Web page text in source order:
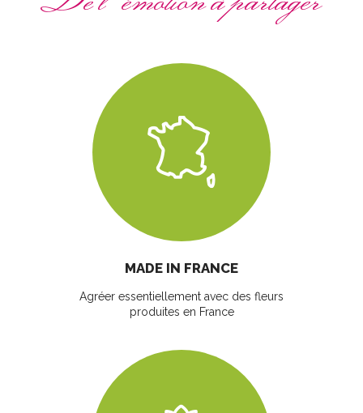
MADE IN FRANCE
Agréer essentiellement avec des fleurs
produites en France